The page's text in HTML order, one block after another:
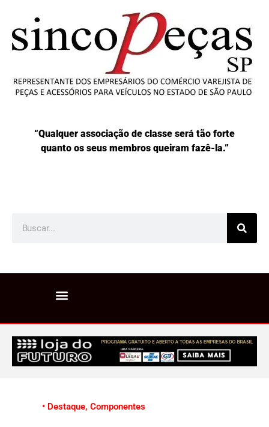
“Qualquer associação de classe será tão forte
quanto os seus membros queiram fazê-la.”
• Destaque, Componentes